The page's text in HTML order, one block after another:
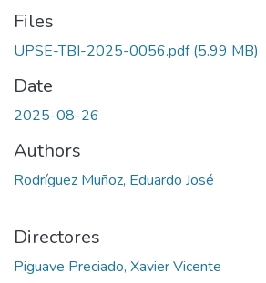
Files
UPSE-TBI-2025-0056.pdf(5.99 MB)
Date
2025-08-26
Authors
Rodríguez Muñoz, Eduardo José
Directores
Piguave Preciado, Xavier Vicente